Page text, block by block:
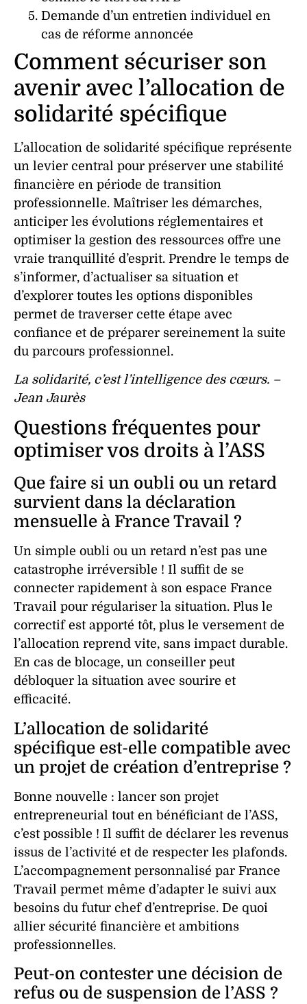
Demande d’un entretien individuel en
cas de réforme annoncée
Comment sécuriser son
avenir avec l’allocation de
solidarité spécifique
L’allocation de solidarité spécifique représente
un levier central pour préserver une stabilité
financière en période de transition
professionnelle. Maîtriser les démarches,
anticiper les évolutions réglementaires et
optimiser la gestion des ressources offre une
vraie tranquillité d’esprit. Prendre le temps de
s’informer, d’actualiser sa situation et
d’explorer toutes les options disponibles
permet de traverser cette étape avec
confiance et de préparer sereinement la suite
du parcours professionnel.
La solidarité, c’est l’intelligence des cœurs. –
Jean Jaurès
Questions fréquentes pour
optimiser vos droits à l’ASS
Que faire si un oubli ou un retard
survient dans la déclaration
mensuelle à France Travail ?
Un simple oubli ou un retard n’est pas une
catastrophe irréversible ! Il suffit de se
connecter rapidement à son espace France
Travail pour régulariser la situation. Plus le
correctif est apporté tôt, plus le versement de
l’allocation reprend vite, sans impact durable.
En cas de blocage, un conseiller peut
débloquer la situation avec sourire et
efficacité.
L’allocation de solidarité
spécifique est-elle compatible avec
un projet de création d’entreprise ?
Bonne nouvelle : lancer son projet
entrepreneurial tout en bénéficiant de l’ASS,
c’est possible ! Il suffit de déclarer les revenus
issus de l’activité et de respecter les plafonds.
L’accompagnement personnalisé par France
Travail permet même d’adapter le suivi aux
besoins du futur chef d’entreprise. De quoi
allier sécurité financière et ambitions
professionnelles.
Peut-on contester une décision de
refus ou de suspension de l’ASS ?